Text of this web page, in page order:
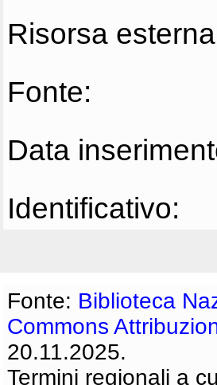
Risorsa
Fonte:
Data
Identificativo:
Fonte: Biblioteca
Commons
20.11.2025.
Termini regionali a